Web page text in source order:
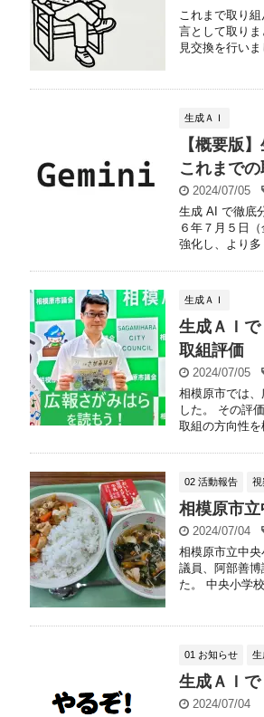
これまで取り
言として取り
見交換を行い
生成ＡＩ
【概要版
これまで
2024/07/05
生成 AI で徹底
６年７月５日
強化し、より
生成ＡＩ
生成ＡＩ
取組評価
2024/07/05
相模原市では
した。 その評
取組の方向性
02 活動報告 視
相模原市
2024/07/04
相模原市立中
議員、阿部善
た。 中央小学
01 お知らせ 生
生成ＡＩ
2024/07/04